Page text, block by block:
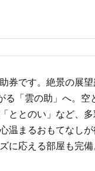
券です。絶景の展
る「雲の助」へ。
ととのい」など、
温まるおもてなし
に応える部屋も完